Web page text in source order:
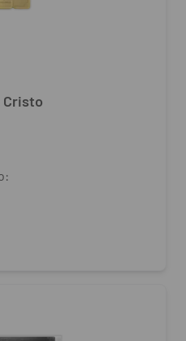
Cristo